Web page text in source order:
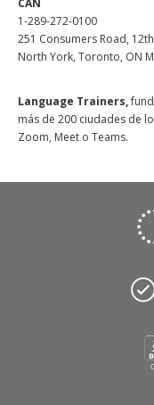
1-289-272-0100
251 Consumers Road,
North York, Toronto, ON
Language Trainers,
más de 200 ciudades de
Zoom, Meet o Teams.